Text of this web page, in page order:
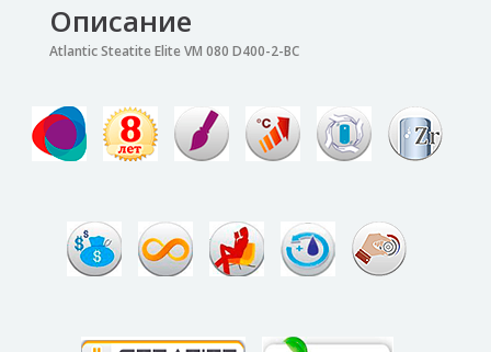
Описание
Atlantic Steatite Elite VM 080 D400-2-BC